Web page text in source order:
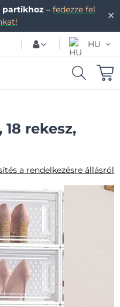
✕
partikhoz – fedezze fel
HU
rekesz,
a rendelkezésre állásról